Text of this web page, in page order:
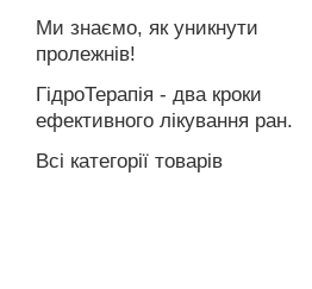
Ми знаємо, як уникнути
пролежнів!
ГідроТерапія - два кроки
ефективного лікування ран.
Всі категорії товарів